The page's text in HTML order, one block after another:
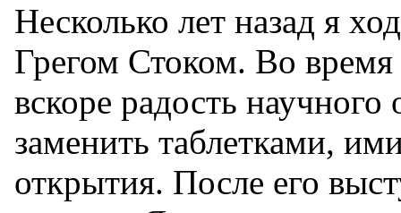
Несколько лет назад я
Грегом Стоком. Во время
вскоре радость
заменить таблетками,
открытия. После его